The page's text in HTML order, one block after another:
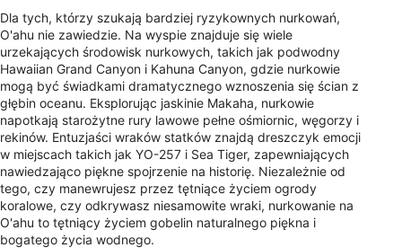
Dla tych, którzy szukają bardziej ryzykownych nurkowań,
O'ahu nie zawiedzie. Na wyspie znajduje się wiele
urzekających środowisk nurkowych, takich jak podwodny
Hawaiian Grand Canyon i Kahuna Canyon, gdzie nurkowie
mogą być świadkami dramatycznego wznoszenia się ścian z
głębin oceanu. Eksplorując jaskinie Makaha, nurkowie
napotkają starożytne rury lawowe pełne ośmiornic, węgorzy i
rekinów. Entuzjaści wraków statków znajdą dreszczyk emocji
w miejscach takich jak YO-257 i Sea Tiger, zapewniających
nawiedzająco piękne spojrzenie na historię. Niezależnie od
tego, czy manewrujesz przez tętniące życiem ogrody
koralowe, czy odkrywasz niesamowite wraki, nurkowanie na
O'ahu to tętniący życiem gobelin naturalnego piękna i
bogatego życia wodnego.